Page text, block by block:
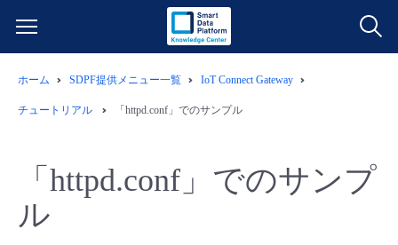
サービス一覧
クラウド/サーバー
データ利活用
料金情報
ホーム SDPF提供メニュー一覧 IoT Connect Gateway
チュートリアル 「httpd.conf」でのサンプル
「httpd.conf」でのサンプ
ル